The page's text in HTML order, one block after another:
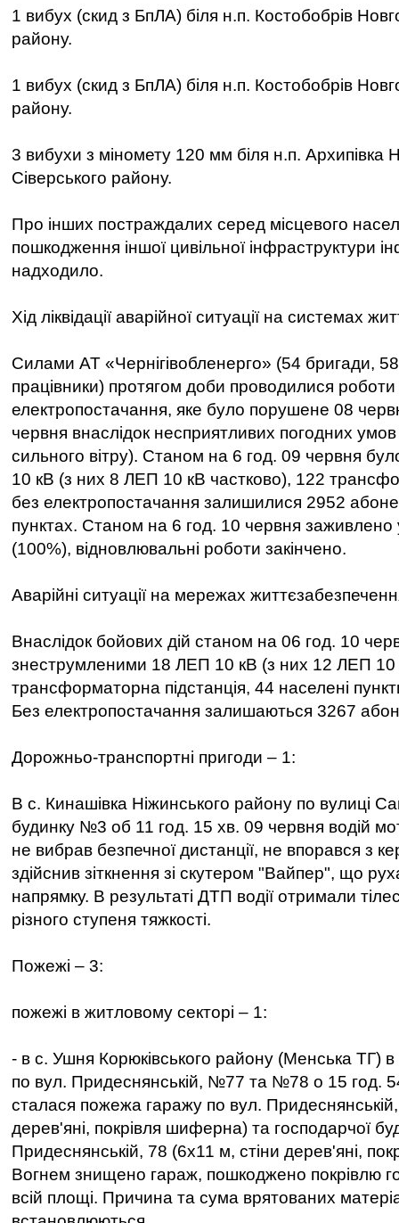
1 вибух (скид з БпЛА) біля н.п. Костобобрів
району.
1 вибух (скид з БпЛА) біля н.п. Костобобрів
району.
3 вибухи з міномету 120 мм біля н.п. Архипівка
Сіверського району.
Про інших постраждалих серед місцевого
пошкодження іншої цивільної інфраструктури
надходило.
Хід ліквідації аварійної ситуації на системах
Силами АТ «Чернігівобленерго» (54 бригади,
працівники) протягом доби проводилися роботи
електропостачання, яке було порушене 08
червня внаслідок несприятливих погодних
сильного вітру). Станом на 6 год. 09 червня
10 кВ (з них 8 ЛЕП 10 кВ частково), 122
без електропостачання залишилися 2952
пунктах. Станом на 6 год. 10 червня заживлено
(100%), відновлювальні роботи закінчено.
Аварійні ситуації на мережах
Внаслідок бойових дій станом на 06 год. 10
знеструмленими 18 ЛЕП 10 кВ (з них 12 ЛЕП 10
трансформаторна підстанція, 44 населені
Без електропостачання залишаються 3267
Дорожньо-транспортні пригоди – 1:
В с. Кинашівка Ніжинського району по вулиці
будинку №3 об 11 год. 15 хв. 09 червня водій
не вибрав безпечної дистанції, не впорався з
здійснив зіткнення зі скутером "Вайпер", що
напрямку. В результаті ДТП водії отримали
різного ступеня тяжкості.
Пожежі – 3:
пожежі в житловому секторі – 1:
- в с. Ушня Корюківського району (Менська ТГ)
по вул. Придеснянській, №77 та №78 о 15 год.
сталася пожежа гаражу по вул.
дерев'яні, покрівля шиферна) та господарчої
Придеснянській, 78 (6х11 м, стіни дерев'яні,
Вогнем знищено гараж, пошкоджено покрівлю
всій площі. Причина та сума врятованих